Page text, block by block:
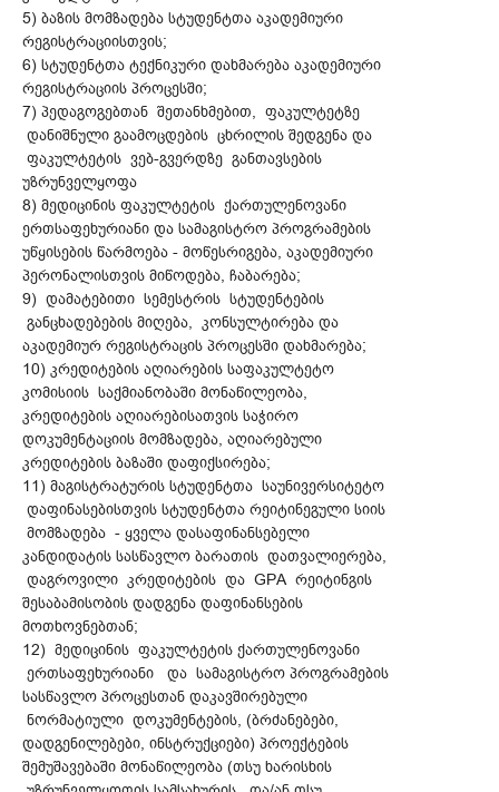
5) ბაზის მომზადება სტუდენტთა აკადემიური
რეგისტრაციისთვის;
6) სტუდენტთა ტექნიკური დახმარება აკადემიური
რეგისტრაციის პროცესში;
7) პედაგოგებთან შეთანხმებით, ფაკულტეტზე
დანიშნული გაამოცდების ცხრილის შედგენა და
ფაკულტეტის ვებ-გვერდზე განთავსების
უზრუნველყოფა
8) მედიცინის ფაკულტეტის ქართულენოვანი
ერთსაფეხურიანი და სამაგისტრო პროგრამების
უწყისების წარმოება - მოწესრიგება, აკადემიური
პერონალისთვის მიწოდება, ჩაბარება;
9) დამატებითი სემესტრის სტუდენტების
განცხადებების მიღება, კონსულტირება და
აკადემიურ რეგისტრაცის პროცესში დახმარება;
10) კრედიტების აღიარების საფაკულტეტო
კომისიის საქმიანობაში მონაწილეობა,
კრედიტების აღიარებისათვის საჭირო
დოკუმენტაციის მომზადება, აღიარებული
კრედიტების ბაზაში დაფიქსირება;
11) მაგისტრატურის სტუდენტთა საუნივერსიტეტო
დაფინასებისთვის სტუდენტთა რეიტინეგული სიის
მომზადება - ყველა დასაფინანსებელი
კანდიდატის სასწავლო ბარათის დათვალიერება,
დაგროვილი კრედიტების და GPA რეიტინგის
შესაბამისობის დადგენა დაფინანსების
მოთხოვნებთან;
12) მედიცინის ფაკულტეტის ქართულენოვანი
ერთსაფეხურიანი და სამაგისტრო პროგრამების
სასწავლო პროცესთან დაკავშირებული
ნორმატიული დოკუმენტების, (ბრძანებები,
დადგენილებები, ინსტრუქციები) პროექტების
შემუშავებაში მონაწილეობა (თსუ ხარისხის